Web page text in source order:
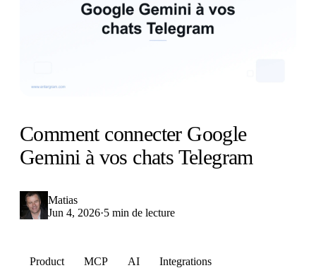
Comment connecter Google
Gemini à vos chats Telegram
Matias
Jun 4, 2026·5 min de lecture
Product MCP AI Integrations